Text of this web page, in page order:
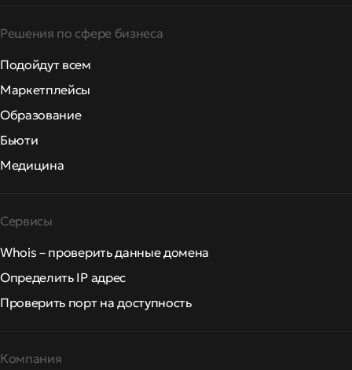
Решения по сфере бизнеса
Подойдут всем
Маркетплейсы
Образование
Бьюти
Медицина
Сервисы
Whois – проверить данные домена
Определить IP адрес
Проверить порт на доступность
Компания